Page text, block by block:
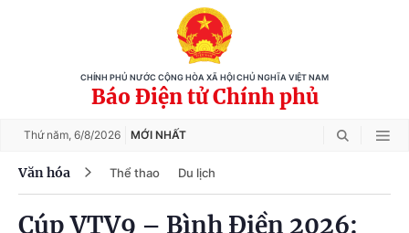
CHÍNH PHỦ NƯỚC CỘNG HÒA XÃ HỘI CHỦ NGHĨA VIỆT NAM
Báo Điện tử Chính phủ
Thứ năm, 6/8/2026 MỚI NHẤT
Văn hóa Thể thao Du lịch
Cúp VTV9 – Bình Điền 2026: